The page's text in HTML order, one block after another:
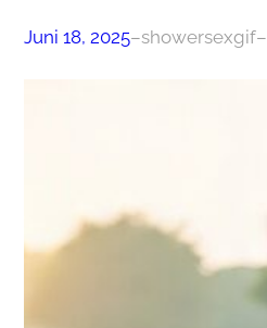
Juni 18, 2025–showersexgif–